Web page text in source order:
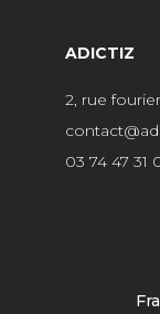
ADICTIZ
2, rue
03 74 47 31